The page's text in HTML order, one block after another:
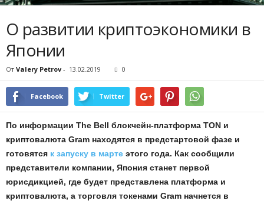
О развитии криптоэкономики в
Японии
От Valery Petrov - 13.02.2019 0
Facebook Twitter
По информации The Bell блокчейн-платформа TON и
криптовалюта Gram находятся в предстартовой фазе и
готовятся к запуску в марте этого года. Как сообщили
представители компании, Япония станет первой
юрисдикцией, где будет представлена платформа и
криптовалюта, а торговля токенами Gram начнется в